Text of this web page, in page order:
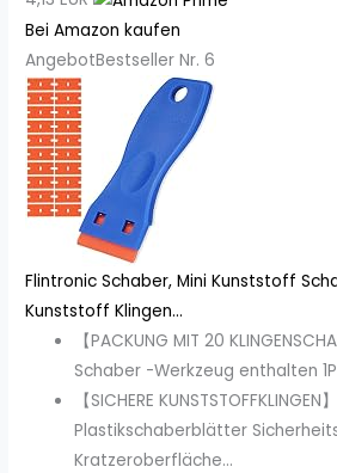
Bei Amazon kaufen
AngebotBestseller Nr. 6
Flintronic Schaber, Mini Kunststoff
Kunststoff Klingen...
【PACKUNG MIT 20
Schaber -Werkzeug enthalten
【SICHERE KUNSTSTOFFKLINGEN】
Plastikschaberblätter
Kratzeroberfläche...